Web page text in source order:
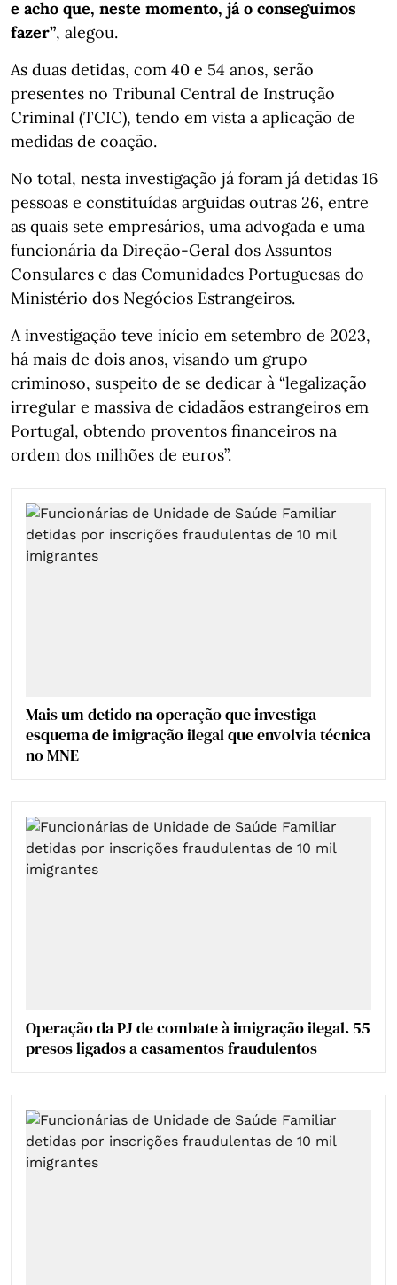
e acho que, neste momento, já o conseguimos
fazer”, alegou.
As duas detidas, com 40 e 54 anos, serão
presentes no Tribunal Central de Instrução
Criminal (TCIC), tendo em vista a aplicação de
medidas de coação.
No total, nesta investigação já foram já detidas 16
pessoas e constituídas arguidas outras 26, entre
as quais sete empresários, uma advogada e uma
funcionária da Direção-Geral dos Assuntos
Consulares e das Comunidades Portuguesas do
Ministério dos Negócios Estrangeiros.
A investigação teve início em setembro de 2023,
há mais de dois anos, visando um grupo
criminoso, suspeito de se dedicar à “legalização
irregular e massiva de cidadãos estrangeiros em
Portugal, obtendo proventos financeiros na
ordem dos milhões de euros”.
Mais um detido na operação que investiga
esquema de imigração ilegal que envolvia técnica
no MNE
Operação da PJ de combate à imigração ilegal. 55
presos ligados a casamentos fraudulentos